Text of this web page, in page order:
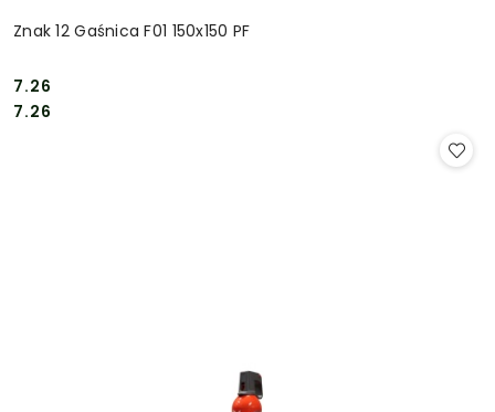
Znak 12 Gaśnica F01 150x150 PF
Cena:
7.26
Cena:
7.26